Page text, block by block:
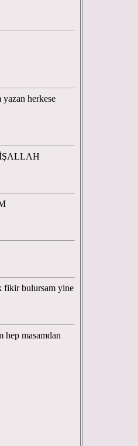
herkese
fikir bulursam yine
hep masamdan